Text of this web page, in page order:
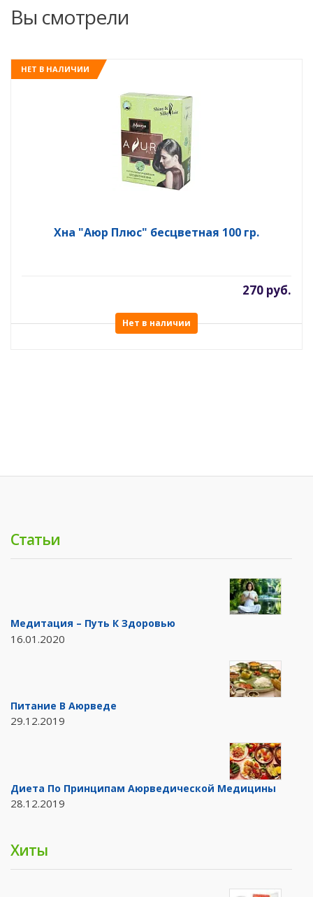
Вы смотрели
НЕТ В НАЛИЧИИ
Хна "Аюр Плюс" бесцветная 100 гр.
270 руб.
Нет в наличии
Статьи
Медитация – Путь К Здоровью
16.01.2020
Питание В Аюрведе
29.12.2019
Диета По Принципам Аюрведической Медицины
28.12.2019
Хиты